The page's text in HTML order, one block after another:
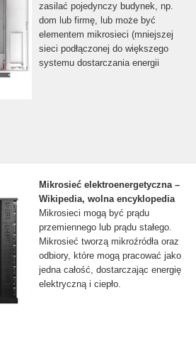
zasilać pojedynczy budynek, np.
dom lub firmę, lub może być
elementem mikrosieci (mniejszej
sieci podłączonej do większego
systemu dostarczania energii
Mikrosieć elektroenergetyczna –
Wikipedia, wolna encyklopedia
Mikrosieci mogą być prądu
przemiennego lub prądu stałego.
Mikrosieć tworzą mikroźródła oraz
odbiory, które mogą pracować jako
jedna całość, dostarczając energię
elektryczną i ciepło.